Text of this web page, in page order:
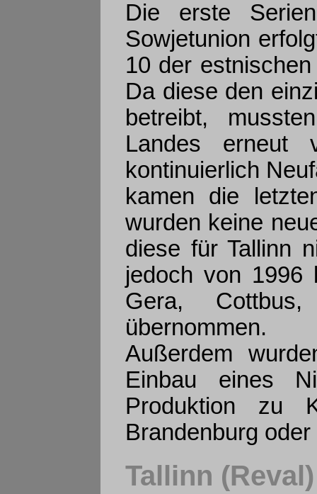
Die erste
Sowjetunion
10 der
Da diese den
betreibt,
Landes erneut
kontinuierlich
kamen die
wurden keine
diese für Tallinn
jedoch von 1996
Gera,
übernommen.
Außerdem
Einbau eines
Produktion zu
Brandenburg
Tallinn (Reval)